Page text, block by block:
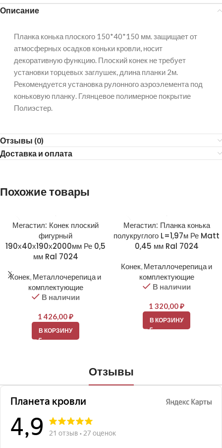
Описание
Планка конька плоского 150*40*150 мм. защищает от
атмосферных осадков коньки кровли, носит
декоративную функцию. Плоский конек не требует
установки торцевых заглушек, длина планки 2м.
Рекомендуется установка рулонного аэроэлемента под
коньковую планку. Глянцевое полимерное покрытие
Полиэстер.
Отзывы (0)
Доставка и оплата
Похожие товары
Мегастил: Конек плоский
фигурный
190х40х190х2000мм Ре 0,5
мм Ral 7024
Конек, Металлочерепица и
комплектующие
В наличии
1 426,00₽
В КОРЗИНУ
Мегастил: Планка конька
полукруглого L=1,97м Ре Matt
0,45 мм Ral 7024
Конек, Металлочерепица и
комплектующие
В наличии
1 320,00₽
В КОРЗИНУ
Отзывы